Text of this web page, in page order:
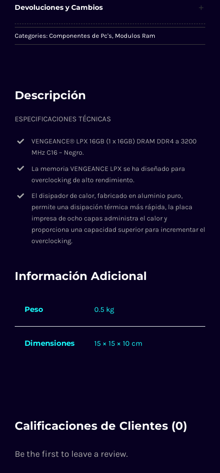
Devoluciones y Cambios
Categories: Componentes de Pc's, Modulos Ram
Descripción
ESPECIFICACIONES TÉCNICAS
VENGEANCE® LPX 16GB (1 x 16GB) DRAM DDR4 a 3200
MHz C16 – Negro.
La memoria VENGEANCE LPX se ha diseñado para
overclocking de alto rendimiento.
El disipador de calor, fabricado en aluminio puro,
permite una disipación térmica más rápida, la placa
impresa de ocho capas administra el calor y
proporciona una capacidad superior para incrementar el
overclocking.
Información Adicional
Peso 0.5 kg
Dimensiones 15 × 15 × 10 cm
Calificaciones de Clientes (0)
Be the first to leave a review.